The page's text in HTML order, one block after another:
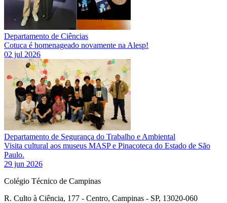
Departamento de Ciências
Cotuca é homenageado novamente na Alesp!
02 jul 2026
Departamento de Segurança do Trabalho e Ambiental
Visita cultural aos museus MASP e Pinacoteca do Estado de São
Paulo.
29 jun 2026
Colégio Técnico de Campinas
R. Culto à Ciência, 177 - Centro, Campinas - SP, 13020-060